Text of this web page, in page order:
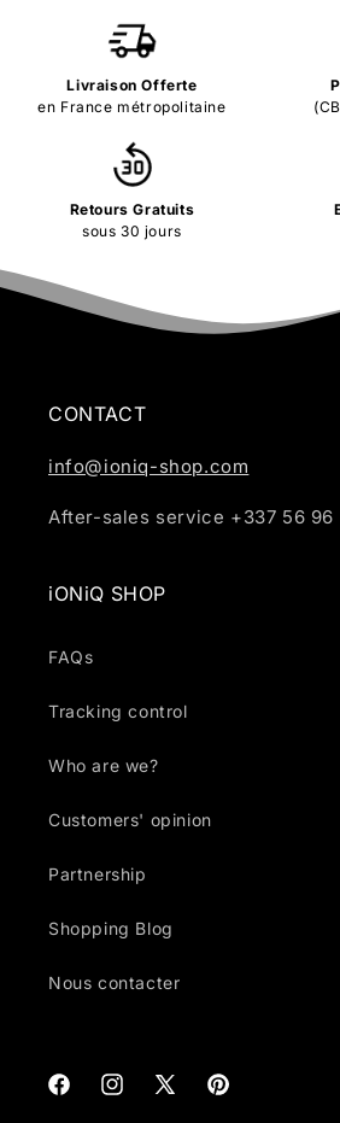
Livraison Offerte
en France métropolitaine
Retours Gratuits
sous 30 jours
CONTACT
info@ioniq-shop.com
After-sales service +337 56 96
iONiQ SHOP
FAQs
Tracking control
Who are we?
Customers' opinion
Partnership
Shopping Blog
Nous contacter
FacebookInstagram
X
Pinterest